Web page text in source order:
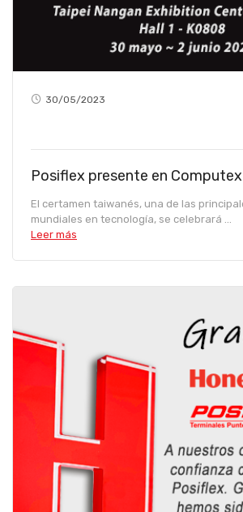
30/05/2023
Posiflex presente en
El certamen taiwanés, una de las
mundiales en tecnología, se celebrará ...
Leer más